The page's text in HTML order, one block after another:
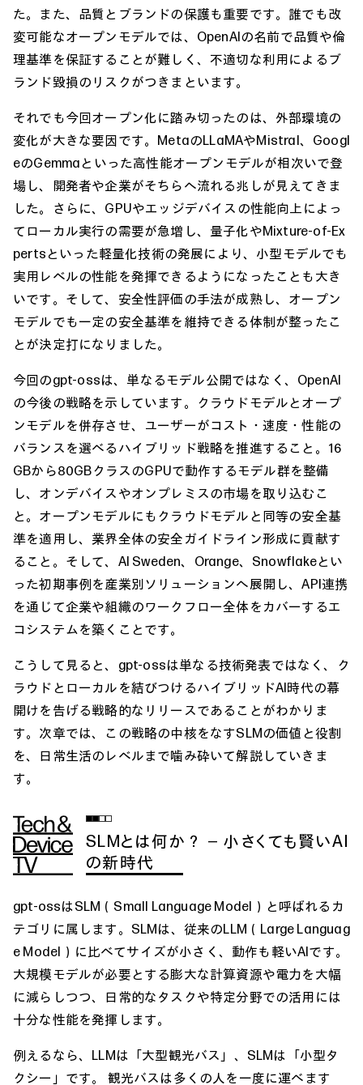
た。また、品質とブランドの保護も重要です。誰でも改
変可能なオープンモデルでは、OpenAIの名前で品質や倫
理基準を保証することが難しく、不適切な利用によるブ
ランド毀損のリスクがつきまといます。
それでも今回オープン化に踏み切ったのは、外部環境の
変化が大きな要因です。MetaのLLaMAやMistral、Googl
eのGemmaといった高性能オープンモデルが相次いで登
場し、開発者や企業がそちらへ流れる兆しが見えてきま
した。さらに、GPUやエッジデバイスの性能向上によっ
てローカル実行の需要が急増し、量子化やMixture-of-Ex
pertsといった軽量化技術の発展により、小型モデルでも
実用レベルの性能を発揮できるようになったことも大き
いです。そして、安全性評価の手法が成熟し、オープン
モデルでも一定の安全基準を維持できる体制が整ったこ
とが決定打になりました。
今回のgpt-ossは、単なるモデル公開ではなく、OpenAI
の今後の戦略を示しています。クラウドモデルとオープ
ンモデルを併存させ、ユーザーがコスト・速度・性能の
バランスを選べるハイブリッド戦略を推進すること。16
GBから80GBクラスのGPUで動作するモデル群を整備
し、オンデバイスやオンプレミスの市場を取り込むこ
と。オープンモデルにもクラウドモデルと同等の安全基
準を適用し、業界全体の安全ガイドライン形成に貢献す
ること。そして、AI Sweden、Orange、Snowflakeとい
った初期事例を産業別ソリューションへ展開し、API連携
を通じて企業や組織のワークフロー全体をカバーするエ
コシステムを築くことです。
こうして見ると、gpt-ossは単なる技術発表ではなく、ク
ラウドとローカルを結びつけるハイブリッドAI時代の幕
開けを告げる戦略的なリリースであることがわかりま
す。次章では、この戦略の中核をなすSLMの価値と役割
を、日常生活のレベルまで噛み砕いて解説していきま
す。
SLMとは何か？ ― 小さくても賢いAI
の新時代
gpt-ossはSLM（Small Language Model）と呼ばれるカ
テゴリに属します。SLMは、従来のLLM（Large Languag
e Model）に比べてサイズが小さく、動作も軽いAIです。
大規模モデルが必要とする膨大な計算資源や電力を大幅
に減らしつつ、日常的なタスクや特定分野での活用には
十分な性能を発揮します。
例えるなら、LLMは「大型観光バス」、SLMは「小型タ
クシー」です。 観光バスは多くの人を一度に運べます